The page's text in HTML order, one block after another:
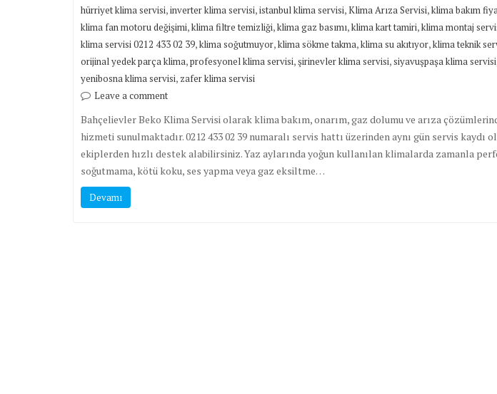
hürriyet klima servisi,inverter klima servisi,istanbul klima servisi,Klima Arıza Servisi,klima bakım
klima fan motoru değişimi,klima filtre temizliği,klima gaz basımı,klima kart tamiri,klima montaj
klima servisi 0212 433 02 39,klima soğutmuyor,klima sökme takma,klima su akıtıyor,klima teknik
orijinal yedek parça klima,profesyonel klima servisi,şirinevler klima servisi,siyavuşpaşa klima servisi
yenibosna klima servisi, zafer klima servisi
Leave a comment
Bahçelievler Beko Klima Servisi olarak klima bakım, onarım, gaz dolumu ve arıza
hizmeti sunulmaktadır. 0212 433 02 39 numaralı servis hattı üzerinden aynı gün servis
ekiplerden hızlı destek alabilirsiniz. Yaz aylarında yoğun kullanılan klimalarda zamanla
soğutmama, kötü koku, ses yapma veya gaz eksiltme…
Devamı